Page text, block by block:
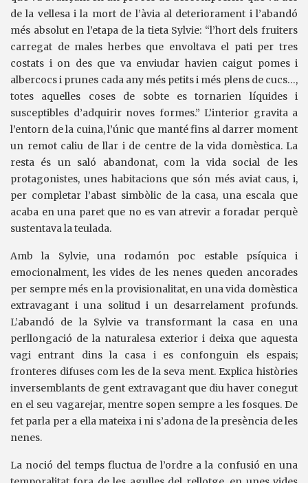
de la vellesa i la mort de l’àvia al deteriorament i l’abandó
més absolut en l’etapa de la tieta Sylvie: “l’hort dels fruiters
carregat de males herbes que envoltava el pati per tres
costats i on des que va enviudar havien caigut pomes i
albercocs i prunes cada any més petits i més plens de cucs…,
totes aquelles coses de sobte es tornarien líquides i
susceptibles d’adquirir noves formes.” L’interior gravita a
l’entorn de la cuina, l’únic que manté fins al darrer moment
un remot caliu de llar i de centre de la vida domèstica. La
resta és un saló abandonat, com la vida social de les
protagonistes, unes habitacions que són més aviat caus, i,
per completar l’abast simbòlic de la casa, una escala que
acaba en una paret que no es van atrevir a foradar perquè
sustentava la teulada.
Amb la Sylvie, una rodamón poc estable psíquica i
emocionalment, les vides de les nenes queden ancorades
per sempre més en la provisionalitat, en una vida domèstica
extravagant i una solitud i un desarrelament profunds.
L’abandó de la Sylvie va transformant la casa en una
perllongació de la naturalesa exterior i deixa que aquesta
vagi entrant dins la casa i es confonguin els espais;
fronteres difuses com les de la seva ment. Explica històries
inversemblants de gent extravagant que diu haver conegut
en el seu vagarejar, mentre sopen sempre a les fosques. De
fet parla per a ella mateixa i ni s’adona de la presència de les
nenes.
La noció del temps fluctua de l’ordre a la confusió en una